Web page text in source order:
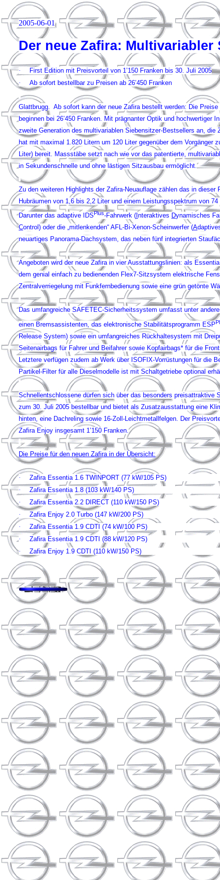
2005-06-01
Der neue Zafira:
·
First Edition mit Preisvorteil von 1’150 Franken bis 30. Juli 2005
·
Ab sofort bestellbar zu Preisen ab 26’450 Franken
Glattbrugg. Ab sofort kann der neue Zafira bestellt werden: Die
beginnen bei 26’450 Franken. Mit prägnanter Optik und
zweite Generation des multivariablen Siebensitzer-Bestsellers an, die
hat mit maximal 1.820 Litern um 120 Liter gegenüber dem
Liter) bereit . Massstäbe setzt nach wie vor das patentierte,
in Sekundenschnelle und ohne lästigen Sitzausbau ermöglicht.
Zu den weiteren Highlights der Zafira-Neuauflage zählen das in
Hubräumen von 1,6 bis 2,2 Liter und einem Leistungsspektrum von
Darunter das adaptive IDSPlus-Fahrwerk ( nteraktives Dyna­misches
Control) oder die „mitlenkenden“ AFL-Bi-Xenon-Scheinwerfer (A
neuartiges Panorama-Dachsystem, das neben fünf integrierten
Angeboten wird der neue Zafira in vier Ausstattungslinien: als
dem genial einfach zu bedienenden Flex7-Sitzsystem elektrische
Zentralverriegelung mit Funkfernbedienung sowie eine grün getönte
Das umfangreiche SAFETEC-Sicherheitssystem umfasst unter
einen Bremsassistenten, das elektronische Stabilitätsprogramm ESP
Release System) sowie ein umfangreiches Rückhaltesystem mit
Seitenairbags für Fahrer und Beifahrer sowie Kopfairbags* für die
Letztere verfügen zudem ab Werk über ISOFIX-Vorrüstungen für die
Partikel-Filter für alle Dieselmodelle ist mit Schaltgetriebe optional
Schnellentschlossene dürfen sich über das besonders preisattraktive
zum 30. Juli 2005 bestellbar und bietet als Zusatzausstattung eine
hinten, eine Dachreling sowie 16-Zoll-Leichtmetallfelgen. Der
Zafira Enjoy insgesamt 1’150 Franken.
Die Preise für den neuen Zafira in der Übersicht:
·
Zafira Essentia 1.6 TWINPORT (77 kW/105
·
Zafira Essentia 1.8 (103 kW/140 PS) ab
·
Zafira Essentia 2.2 DIRECT (110 kW/150 PS)
·
Zafira Enjoy 2.0 Turbo (147 kW/200 PS)
·
Zafira Essentia 1.9 CDTI (74 kW/100 PS)
·
Zafira Essentia 1.9 CDTI (88 kW/120 PS)
·
Zafira Enjoy 1.9 CDTI (110 kW/150 PS)